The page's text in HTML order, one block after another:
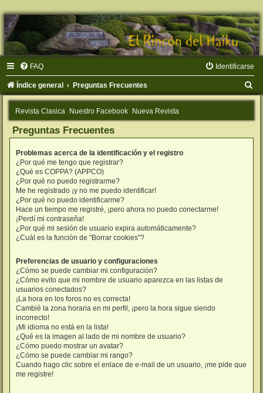
FAQ Identificarse
Índice general Preguntas Frecuentes
u
Revista Clasica Nuestro Facebook Nueva Revista
Preguntas Frecuentes
Problemas acerca de la identificación y el registro
¿Por qué me tengo que registrar?
¿Qué es COPPA? (APPCO)
¿Por qué no puedo registrarme?
Me he registrado ¡y no me puedo identificar!
¿Por qué no puedo identificarme?
Hace un tiempo me registré, ¡pero ahora no puedo conectarme!
¡Perdí mi contraseña!
¿Por qué mi sesión de usuario expira automáticamente?
¿Cuál es la función de "Borrar cookies"?
Preferencias de usuario y configuraciones
¿Cómo se puede cambiar mi configuración?
¿Cómo evito que mi nombre de usuario aparezca en las listas de
usuarios conectados?
¡La hora en los foros no es correcta!
Cambié la zona horaria en mi perfil, ¡pero la hora sigue siendo
incorrecto!
¡Mi idioma no está en la lista!
¿Qué es la imagen al lado de mi nombre de usuario?
¿Cómo puedo mostrar un avatar?
¿Cómo se puede cambiar mi rango?
Cuando hago clic sobre el enlace de e-mail de un usuario, ¡me pide que
me registre!